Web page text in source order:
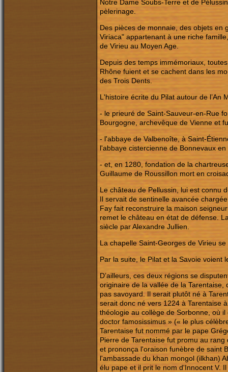
Notre Dame Soubs-Terre et de
pèlerinage.
Des pièces de monnaie, des objets en
Viriaca" appartenant à une riche
de Virieu au Moyen Age.
Depuis des temps immémoriaux,
Rhône fuient et se cachent dans les
des Trois Dents.
L'histoire écrite du Pilat autour de l’An
- le prieuré de Saint-Sauveur-en-Rue
Bourgogne, archevêque de Vienne et
- l'abbaye de Valbenoîte, à Saint-
l'abbaye cistercienne de Bonnevaux
- et, en 1280, fondation de la
Guillaume de Roussillon mort en
Le château de Pellussin, lui est connu
Il servait de sentinelle avancée
Fay fait reconstruire la maison
remet le château en état de défense.
siècle par Alexandre Jullien.
La chapelle Saint-Georges de Virieu
Par la suite, le Pilat et la Savoie
D’ailleurs, ces deux régions se
originaire de la vallée de la Tarentaise,
pas savoyard. Il serait plutôt né à
serait donc né vers 1224 à Tarentaise
théologie au collège de Sorbonne, où
doctor famosissimus » (« le plus
Tarentaise fut nommé par le pape
Pierre de Tarentaise fut promu au
et prononça l'oraison funèbre de saint
l'ambassade du khan mongol (ilkhan)
élu pape et il prit le nom d'Innocent V.